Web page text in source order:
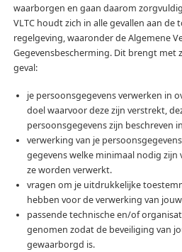
waarborgen en gaan daarom
VLTC houdt zich in alle gevallen aan de
regelgeving, waaronder de Algemene
Gegevensbescherming. Dit brengt met
geval:
je persoonsgegevens verwerken in
doel waarvoor deze zijn verstrekt,
persoonsgegevens zijn beschreven
verwerking van je
gegevens welke minimaal nodig
ze worden verwerkt.
vragen om je uitdrukkelijke
hebben voor de verwerking van
passende technische en/of
genomen zodat de beveiliging van
gewaarborgd is.